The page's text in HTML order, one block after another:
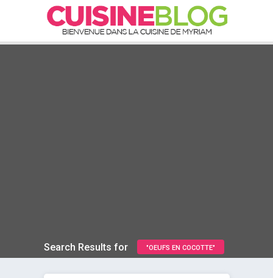
Search Results for "OEUFS EN COCOTTE"